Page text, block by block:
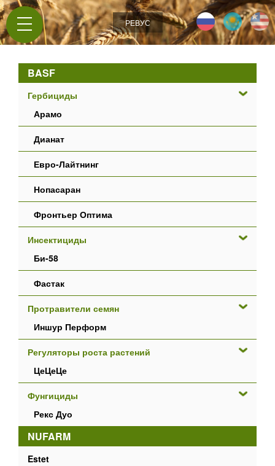
Jump to navigation
РЕВУС
BASF
Гербициды
Арамо
Дианат
Евро-Лайтнинг
Нопасаран
Фронтьер Оптима
Инсектициды
Би-58
Фастак
Протравители семян
Иншур Перформ
Регуляторы роста растений
ЦеЦеЦе
Фунгициды
Рекс Дуо
NUFARM
Estet